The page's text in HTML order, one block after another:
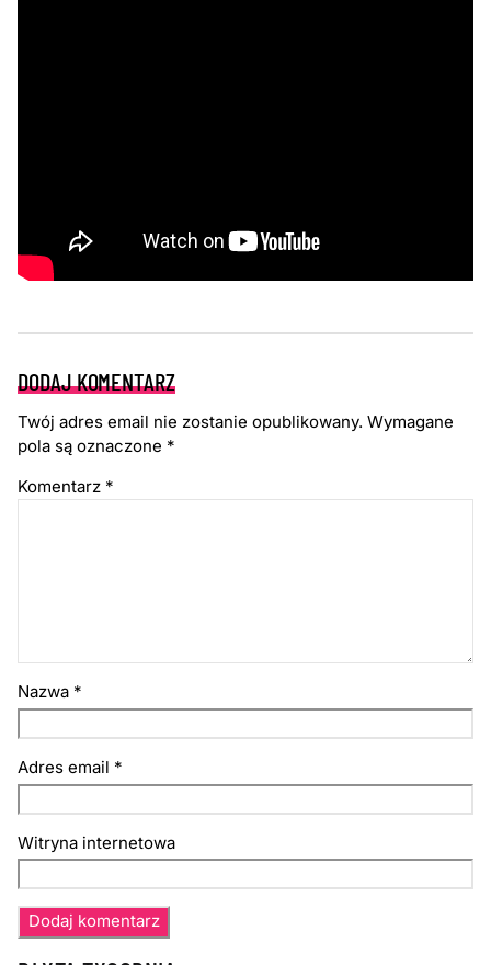
DODAJ KOMENTARZ
Twój adres email nie zostanie opublikowany. Wymagane
pola są oznaczone *
Komentarz *
Nazwa *
Adres email *
Witryna internetowa